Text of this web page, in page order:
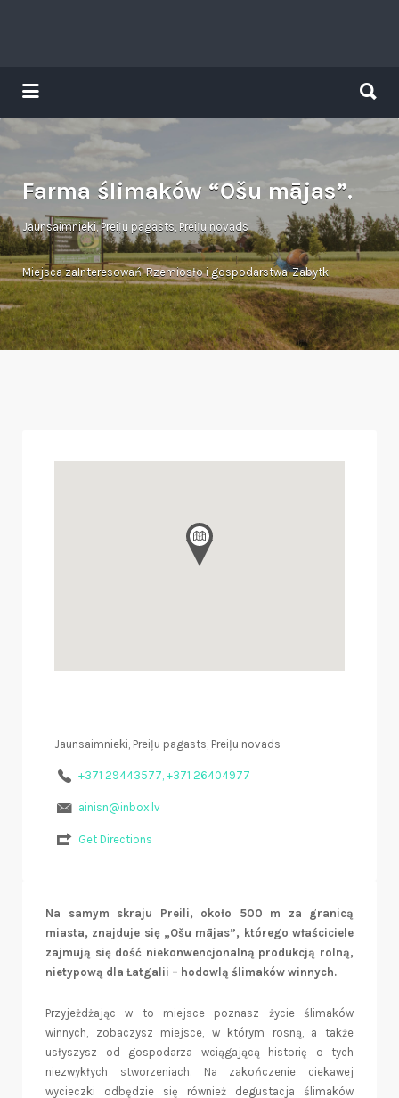
Tavs brīvdienu ceļvedis
for:
Farma ślimaków “Ošu mājas”.
Jaunsaimnieki, Preiļu pagasts, Preiļu novads
Miejsca zaInteresowań,Rzemiosło i gospodarstwa,Zabytki
Jaunsaimnieki, Preiļu pagasts, Preiļu novads
+371 29443577, +371 26404977
ainisn@inbox.lv
Get Directions
Na samym skraju Preili, około 500 m za granicą
miasta, znajduje się „Ošu mājas”, którego właściciele
zajmują się dość niekonwencjonalną produkcją rolną,
nietypową dla Łatgalii – hodowlą ślimaków winnych.
Przyjeżdżając w to miejsce poznasz życie ślimaków
winnych, zobaczysz miejsce, w którym rosną, a także
usłyszysz od gospodarza wciągającą historię o tych
niezwykłych stworzeniach. Na zakończenie ciekawej
wycieczki odbędzie się również degustacja ślimaków